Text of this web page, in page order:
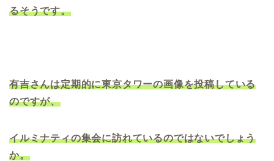
るそうです。
有吉さんは定期的に東京タワーの画像を投稿している
のですが、
イルミナティの集会に訪れているのではないでしょう
か。